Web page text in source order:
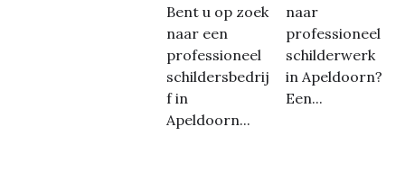
Bent u op zoek
naar een
professioneel
schildersbedrij
f in
Apeldoorn...
naar
professioneel
schilderwerk
in Apeldoorn?
Een...